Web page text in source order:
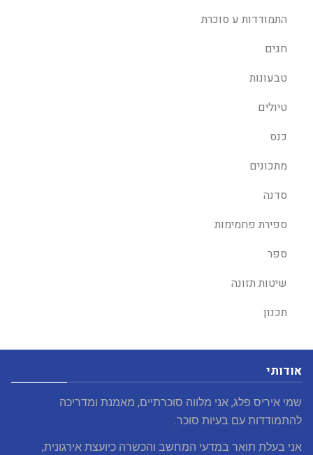
התמודדות ע סוכרת
חגים
טבעונות
טיולים
כנס
מתכונים
סדנה
ספירת פחמימות
ספר
שיטות תזונה
תכנון
אודותי
שמי איריס פלג, אני מלווה סוכרתיים, מאמנת ומדריכה
להתמודדות עם בעיות סוכר.
אני בעלת תואר במדעי המחשב והכשרה כיועצת אירגונית,